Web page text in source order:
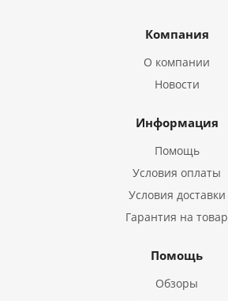
Компания
О компании
Новости
Информация
Помощь
Условия оплаты
Условия доставки
Гарантия на товар
Помощь
Обзоры